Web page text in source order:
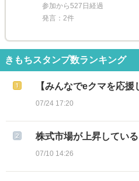
参加から527日経過
発言：2件
きもちスタンプ数ランキング
【みんなでeクマを応
07/24 17:20
株式市場が上昇してい
07/10 14:26